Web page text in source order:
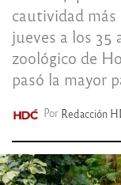
cautividad
jueves a los 35
zoológico de
pasó la mayor
Por Redacción